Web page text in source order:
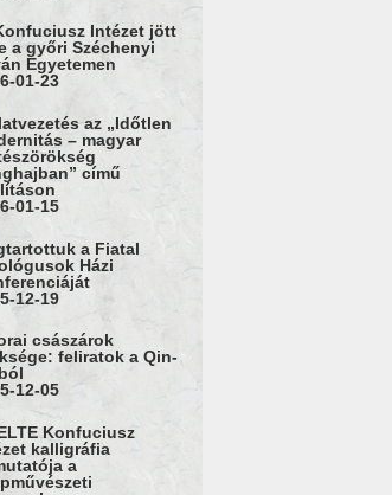
Intézet jött
a győri Széchenyi
Egyetemen
01-23
az „Időtlen
– magyar
című
01-15
a Fiatal
Házi
12-19
császárok
feliratok a Qin-
12-05
Konfuciusz
kalligráfia
a